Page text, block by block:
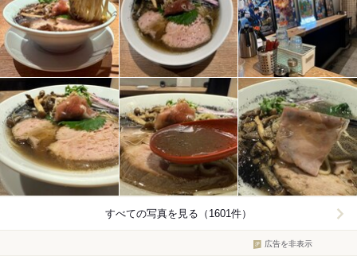
すべての写真を見る（1601件）
広告を非表示